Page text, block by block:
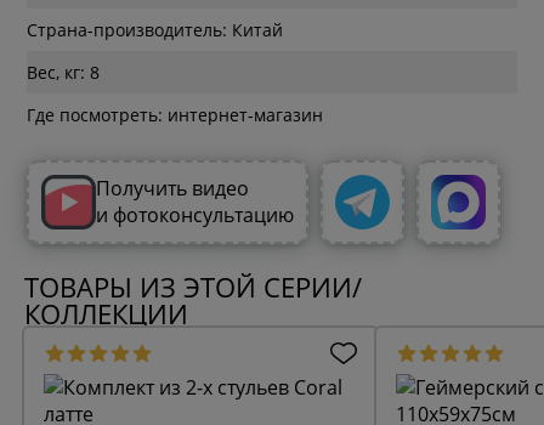
Страна-производитель: Китай
Вес, кг: 8
Где посмотреть: интернет-магазин
Получить видео
и фотоконсультацию
ТОВАРЫ ИЗ ЭТОЙ СЕРИИ/
КОЛЛЕКЦИИ